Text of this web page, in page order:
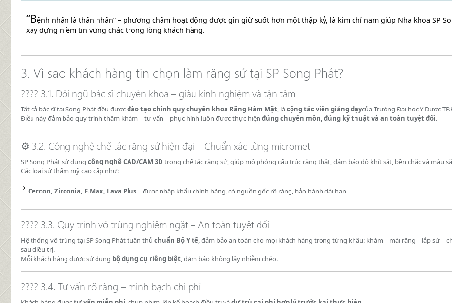
“Bệnh nhân là thân nhân” – phương châm hoạt động được gìn giữ suốt hơn một thập kỷ, là kim chỉ nam giúp Nha khoa SP
xây dựng niềm tin vững chắc trong lòng khách hàng.
3. Vì sao khách hàng tin chọn làm răng sứ tại SP Song Phát?
???? 3.1. Đội ngũ bác sĩ chuyên khoa – giàu kinh nghiệm và tận tâm
Tất cả bác sĩ tại Song Phát đều đượcđào tạo chính quy chuyên khoa Răng Hàm Mặt, làcộng tác viên giảng dạycủa Trường Đại học Y Dược
Điều này đảm bảo quy trình thăm khám – tư vấn – phục hình luôn được thực hiện đúng chuyên môn, đúng kỹ thuật và an toàn tuyệt đối.
⚙️ 3.2. Công nghệ chế tác răng sứ hiện đại – Chuẩn xác từng micromet
SP Song Phát sử dụng công nghệ CAD/CAM 3D trong chế tác răng sứ, giúp mô phỏng cấu trúc răng thật, đảm bảo độ khít sát, bền chắc và màu
Các loại sứ thẩm mỹ cao cấp như:
Cercon, Zirconia, E.Max, Lava Plus– được nhập khẩu chính hãng, có nguồn gốc rõ ràng, bảo hành dài hạn.
???? 3.3. Quy trình vô trùng nghiêm ngặt – An toàn tuyệt đối
Hệ thống vô trùng tại SP Song Phát tuân thủ chuẩn Bộ Y tế, đảm bảo an toàn cho mọi khách hàng trong từng khâu: khám – mài răng – lắp sứ –
sau điều trị.
Mỗi khách hàng được sử dụng bộ dụng cụ riêng biệt, đảm bảo không lây nhiễm chéo.
???? 3.4. Tư vấn rõ ràng – minh bạch chi phí